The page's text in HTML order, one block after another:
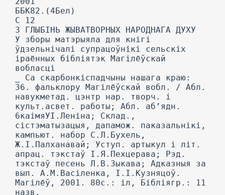
ББК82.(4Бел)
С 12
3 ГЛЫБІНЬ ЖЫВАТВОРНЫХ НАРОДНАГА ДУХУ
У зборы матэрыяла для кнігі
ўдзельнічалі супрацоўнікі сельскіх
іраённых бібліятэк Магілёўскай
вобласці
_ Са скарбонкіспадчыны нашага краю:
36. фальклору Магілёўскай вобл. / Абл.
навукметад. цэнтр нар. творч. і
культ.асвет. работы; Абл. аб’ядн.
6каімяУІ.Леніна; Склад.,
сістэматызацыя, дапамож. паказальнікі,
кампьют. набор С.Л.Бухель,
Ж.І.Палханавай; Уступ. артыкул і літ.
апрац. тэкстаў І.Я.Пехцерава; Рэд.
тэкстаў песень Л.В.Зыкава; Адказныя за
вып. А.М.Васіленка, І.І.Кузняцоў.
Магілёў, 2001. 80с.: іл, Бібліягр.: 11
назв.